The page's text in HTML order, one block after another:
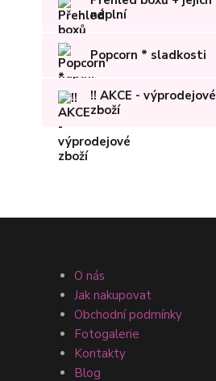
náplní
Popcorn * sladkosti
!! AKCE - výprodejové
zboží
O nás
Jak nakupovat
Obchodní podmínky
Fotogalerie
Kontakty
Blog